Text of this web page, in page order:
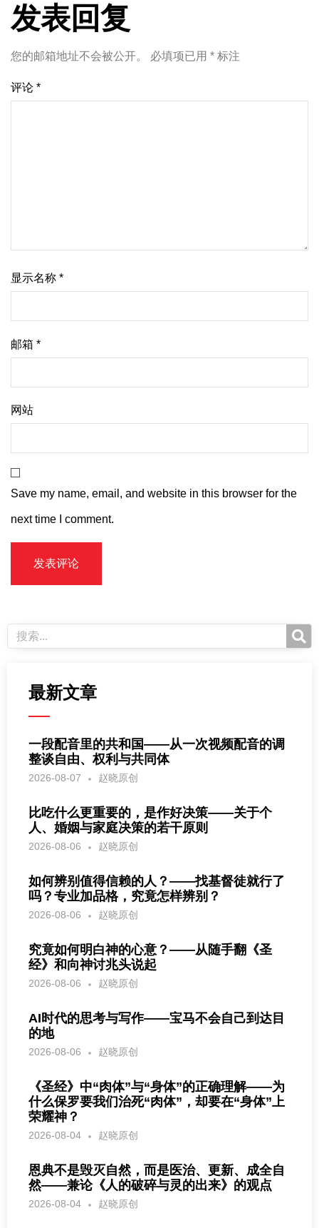
发表回复
您的邮箱地址不会被公开。 必填项已用 * 标注
评论 *
显示名称 *
邮箱 *
网站
Save my name, email, and website in this browser for the
next time I comment.
最新文章
一段配音里的共和国——从一次视频配音的调
整谈自由、权利与共同体
2026-08-07 赵晓原创
比吃什么更重要的，是作好决策——关于个
人、婚姻与家庭决策的若干原则
2026-08-06 赵晓原创
如何辨别值得信赖的人？——找基督徒就行了
吗？专业加品格，究竟怎样辨别？
2026-08-06 赵晓原创
究竟如何明白神的心意？——从随手翻《圣
经》和向神讨兆头说起
2026-08-06 赵晓原创
AI时代的思考与写作——宝马不会自己到达目
的地
2026-08-06 赵晓原创
《圣经》中“肉体”与“身体”的正确理解——为
什么保罗要我们治死“肉体”，却要在“身体”上
荣耀神？
2026-08-04 赵晓原创
恩典不是毁灭自然，而是医治、更新、成全自
然——兼论《人的破碎与灵的出来》的观点
2026-08-04 赵晓原创